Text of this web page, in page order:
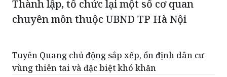
Thành lập, tổ chức lại một số cơ quan
chuyên môn thuộc UBND TP Hà Nội
Tuyên Quang chủ động sắp xếp, ổn định dân cư
vùng thiên tai và đặc biệt khó khăn